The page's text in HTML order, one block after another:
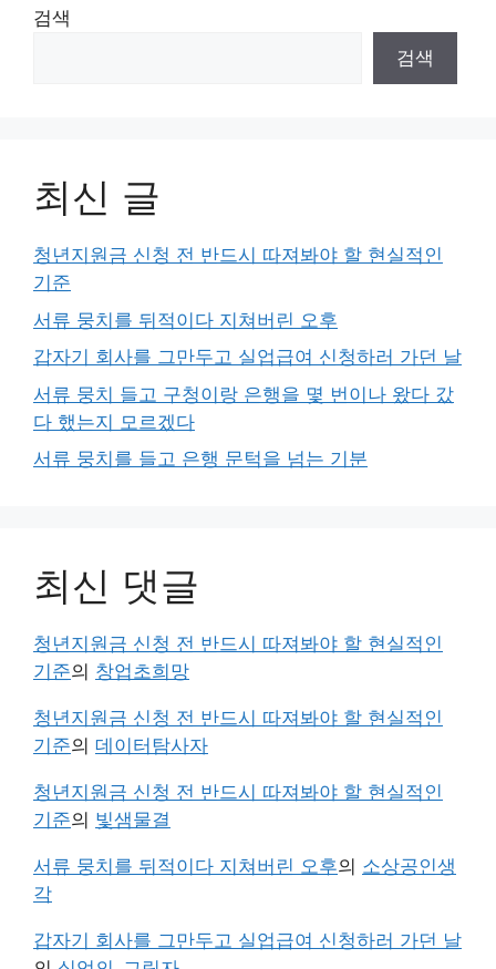
검색
검색
최신 글
청년지원금 신청 전 반드시 따져봐야 할 현실적인
기준
서류 뭉치를 뒤적이다 지쳐버린 오후
갑자기 회사를 그만두고 실업급여 신청하러 가던 날
서류 뭉치 들고 구청이랑 은행을 몇 번이나 왔다 갔
다 했는지 모르겠다
서류 뭉치를 들고 은행 문턱을 넘는 기분
최신 댓글
청년지원금 신청 전 반드시 따져봐야 할 현실적인
기준의 창업초희망
청년지원금 신청 전 반드시 따져봐야 할 현실적인
기준의 데이터탐사자
청년지원금 신청 전 반드시 따져봐야 할 현실적인
기준의 빛샘물결
서류 뭉치를 뒤적이다 지쳐버린 오후의 소상공인생
각
갑자기 회사를 그만두고 실업급여 신청하러 가던 날